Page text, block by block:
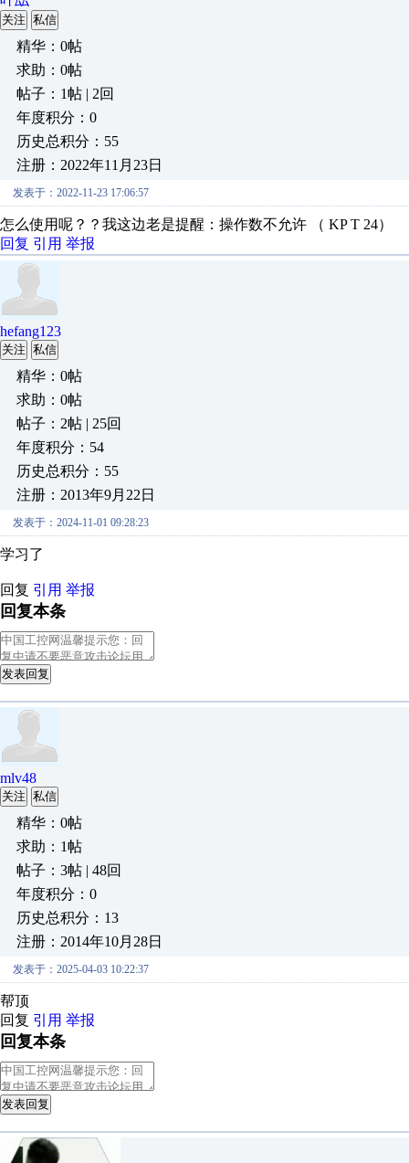
关注 私信
精华：0帖
求助：0帖
帖子：1帖 | 2回
年度积分：0
历史总积分：55
注册：2022年11月23日
发表于：2022-11-23 17:06:57
怎么使用呢？？我这边老是提醒：操作数不允许 （ KP T 24）
回复 引用 举报
hefang123
关注 私信
精华：0帖
求助：0帖
帖子：2帖 | 25回
年度积分：54
历史总积分：55
注册：2013年9月22日
发表于：2024-11-01 09:28:23
学习了
回复 引用 举报
回复本条
发表回复
mlv48
关注 私信
精华：0帖
求助：1帖
帖子：3帖 | 48回
年度积分：0
历史总积分：13
注册：2014年10月28日
发表于：2025-04-03 10:22:37
帮顶
回复 引用 举报
回复本条
发表回复